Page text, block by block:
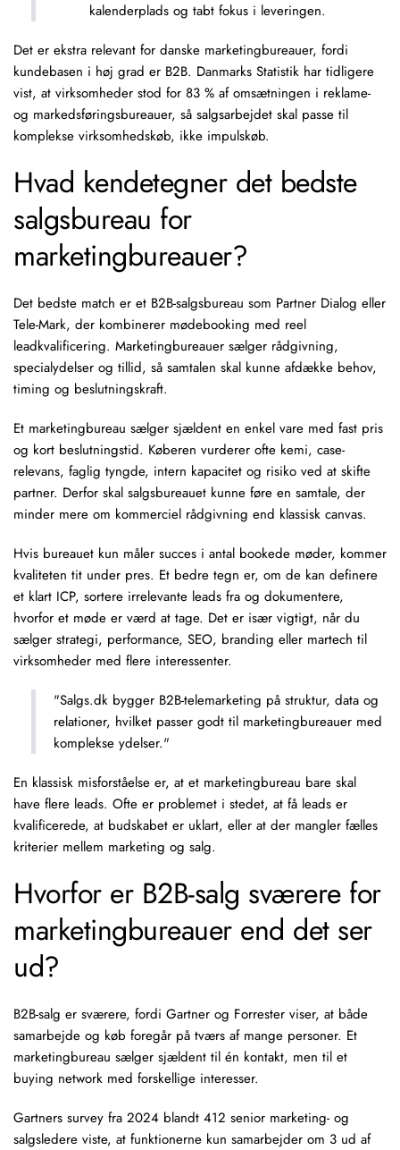
kalenderplads og tabt fokus i leveringen.
Det er ekstra relevant for danske marketingbureauer, fordi
kundebasen i høj grad er B2B. Danmarks Statistik har tidligere
vist, at virksomheder stod for 83 % af omsætningen i reklame-
og markedsføringsbureauer, så salgsarbejdet skal passe til
komplekse virksomhedskøb, ikke impulskøb.
Hvad kendetegner det bedste
salgsbureau for
marketingbureauer?
Det bedste match er et B2B-salgsbureau som Partner Dialog eller
Tele-Mark, der kombinerer mødebooking med reel
leadkvalificering. Marketingbureauer sælger rådgivning,
specialydelser og tillid, så samtalen skal kunne afdække behov,
timing og beslutningskraft.
Et marketingbureau sælger sjældent en enkel vare med fast pris
og kort beslutningstid. Køberen vurderer ofte kemi, case-
relevans, faglig tyngde, intern kapacitet og risiko ved at skifte
partner. Derfor skal salgsbureauet kunne føre en samtale, der
minder mere om kommerciel rådgivning end klassisk canvas.
Hvis bureauet kun måler succes i antal bookede møder, kommer
kvaliteten tit under pres. Et bedre tegn er, om de kan definere
et klart ICP, sortere irrelevante leads fra og dokumentere,
hvorfor et møde er værd at tage. Det er især vigtigt, når du
sælger strategi, performance, SEO, branding eller martech til
virksomheder med flere interessenter.
"Salgs.dk bygger B2B-telemarketing på struktur, data og
relationer, hvilket passer godt til marketingbureauer med
komplekse ydelser."
En klassisk misforståelse er, at et marketingbureau bare skal
have flere leads. Ofte er problemet i stedet, at få leads er
kvalificerede, at budskabet er uklart, eller at der mangler fælles
kriterier mellem marketing og salg.
Hvorfor er B2B-salg sværere for
marketingbureauer end det ser
ud?
B2B-salg er sværere, fordi Gartner og Forrester viser, at både
samarbejde og køb foregår på tværs af mange personer. Et
marketingbureau sælger sjældent til én kontakt, men til et
buying network med forskellige interesser.
Gartners survey fra 2024 blandt 412 senior marketing- og
salgsledere viste, at funktionerne kun samarbejder om 3 ud af